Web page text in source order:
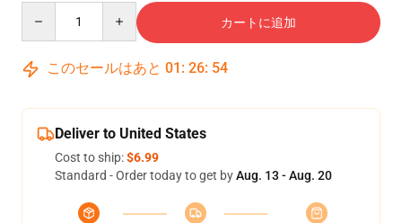
カートに追加
このセールはあと 01 : 26: 54
Deliver to United States
Cost to ship:$6.99
Standard - Order today to get byAug. 13 - Aug. 20